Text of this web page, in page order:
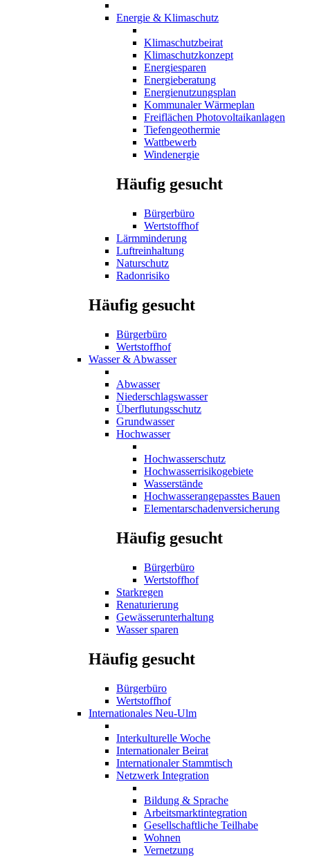
Energie & Klimaschutz
Klimaschutzbeirat
Klimaschutzkonzept
Energiesparen
Energieberatung
Energienutzungsplan
Kommunaler Wärmeplan
Freiflächen Photovoltaikanlagen
Tiefengeothermie
Wattbewerb
Windenergie
Häufig gesucht
Bürgerbüro
Wertstoffhof
Lärmminderung
Luftreinhaltung
Naturschutz
Radonrisiko
Häufig gesucht
Bürgerbüro
Wertstoffhof
Wasser & Abwasser
Abwasser
Niederschlagswasser
Überflutungsschutz
Grundwasser
Hochwasser
Hochwasserschutz
Hochwasserrisikogebiete
Wasserstände
Hochwasserangepasstes Bauen
Elementarschadenversicherung
Häufig gesucht
Bürgerbüro
Wertstoffhof
Starkregen
Renaturierung
Gewässerunterhaltung
Wasser sparen
Häufig gesucht
Bürgerbüro
Wertstoffhof
Internationales Neu-Ulm
Interkulturelle Woche
Internationaler Beirat
Internationaler Stammtisch
Netzwerk Integration
Bildung & Sprache
Arbeitsmarktintegration
Gesellschaftliche Teilhabe
Wohnen
Vernetzung